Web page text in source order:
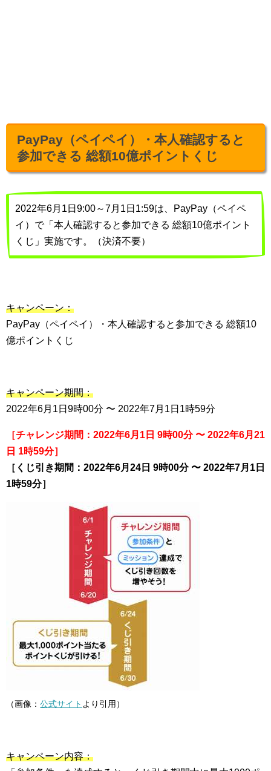
PayPay（ペイペイ）・本人確認すると
参加できる 総額10億ポイントくじ
2022年6月1日9:00～7月1日1:59は、PayPay（ペイペ
イ）で「本人確認すると参加できる 総額10億ポイント
くじ」実施です。（決済不要）
キャンペーン：
PayPay（ペイペイ）・本人確認すると参加できる 総額10
億ポイントくじ
キャンペーン期間：
2022年6月1日9時00分 〜 2022年7月1日1時59分
［チャレンジ期間：2022年6月1日 9時00分 〜 2022年6月21
日 1時59分］
［くじ引き期間：2022年6月24日 9時00分 〜 2022年7月1日
1時59分］
（画像： 公式サイト より引用）
キャンペーン内容：